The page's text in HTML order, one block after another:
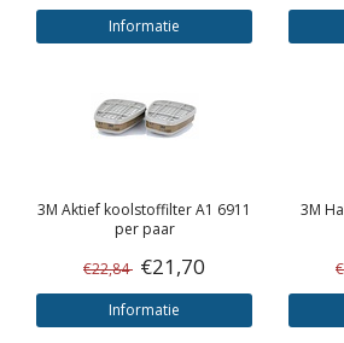
Informatie
3M Aktief koolstoffilter A1 6911
per paar
€22,84 €21,70
Informatie
3M